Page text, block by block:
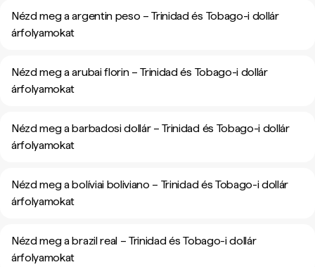
Nézd meg a argentin peso – Trinidad és Tobago-i dollár
árfolyamokat
Nézd meg a arubai florin – Trinidad és Tobago-i dollár
árfolyamokat
Nézd meg a barbadosi dollár – Trinidad és Tobago-i dollár
árfolyamokat
Nézd meg a bolíviai boliviano – Trinidad és Tobago-i dollár
árfolyamokat
Nézd meg a brazil real – Trinidad és Tobago-i dollár
árfolyamokat